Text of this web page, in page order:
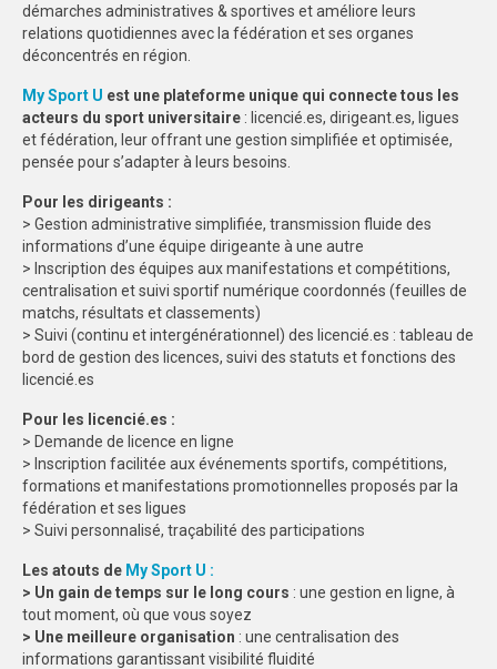
PHOTOS
CHARTE GRAPHIQUE
CRU & CFU
démarches administratives & sportives et améliore leurs
relations quotidiennes avec la fédération et ses organes
déconcentrés en région.
My Sport U est une plateforme unique qui connecte tous les
acteurs du sport universitaire : licencié.es, dirigeant.es, ligues
et fédération, leur offrant une gestion simplifiée et optimisée,
pensée pour s’adapter à leurs besoins.
Pour les dirigeants :
> Gestion administrative simplifiée, transmission fluide des
informations d’une équipe dirigeante à une autre
> Inscription des équipes aux manifestations et compétitions,
centralisation et suivi sportif numérique coordonnés (feuilles de
matchs, résultats et classements)
> Suivi (continu et intergénérationnel) des licencié.es : tableau de
bord de gestion des licences, suivi des statuts et fonctions des
licencié.es
Pour les licencié.es :
> Demande de licence en ligne
> Inscription facilitée aux événements sportifs, compétitions,
formations et manifestations promotionnelles proposés par la
fédération et ses ligues
> Suivi personnalisé, traçabilité des participations
Les atouts de My Sport U :
> Un gain de temps sur le long cours : une gestion en ligne, à
tout moment, où que vous soyez
> Une meilleure organisation : une centralisation des
informations garantissant visibilité fluidité